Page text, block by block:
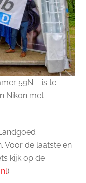
59N – is te
Nikon met
Voor de laatste en
kijk op de
)